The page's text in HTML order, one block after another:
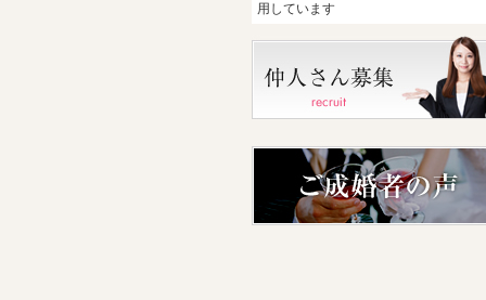
用しています